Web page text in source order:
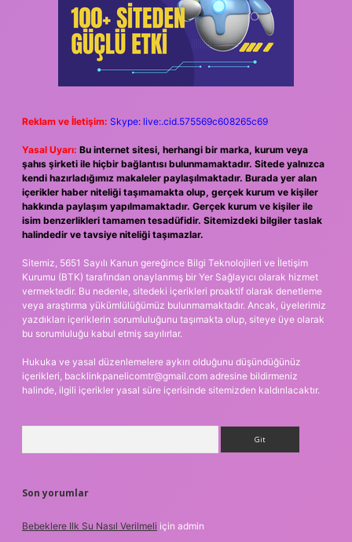
Reklam ve İletişim: Skype: live:.cid.575569c608265c69
Yasal Uyarı: Bu internet sitesi, herhangi bir marka, kurum veya
şahıs şirketi ile hiçbir bağlantısı bulunmamaktadır. Sitede yalnızca
kendi hazırladığımız makaleler paylaşılmaktadır. Burada yer alan
içerikler haber niteliği taşımamakta olup, gerçek kurum ve kişiler
hakkında paylaşım yapılmamaktadır. Gerçek kurum ve kişiler ile
isim benzerlikleri tamamen tesadüfidir. Sitemizdeki bilgiler taslak
halindedir ve tavsiye niteliği taşımazlar.
Sitemiz, 5651 Sayılı Kanun gereğince Bilgi Teknolojileri ve İletişim
Kurumu (BTK) tarafından onaylanmış bir Yer Sağlayıcı olarak hizmet
vermektedir. Bu nedenle, sitedeki içerikleri proaktif olarak denetleme
veya araştırma yükümlülüğümüz bulunmamaktadır. Ancak, üyelerimiz
yazdıkları içeriklerin sorumluluğunu taşımakta olup, siteye üye olarak
bu sorumluluğu kabul etmiş sayılırlar.
Hukuka ve yasal düzenlemelere aykırı olduğunu düşündüğünüz
içerikleri, backlinkpanelicomtr@gmail.com adresine bildirmeniz
halinde, ilgili içerikler yasal süre içerisinde sitemizden kaldırılacaktır.
Son yorumlar
Bebeklere Ilk Su Nasıl Verilmeli için admin